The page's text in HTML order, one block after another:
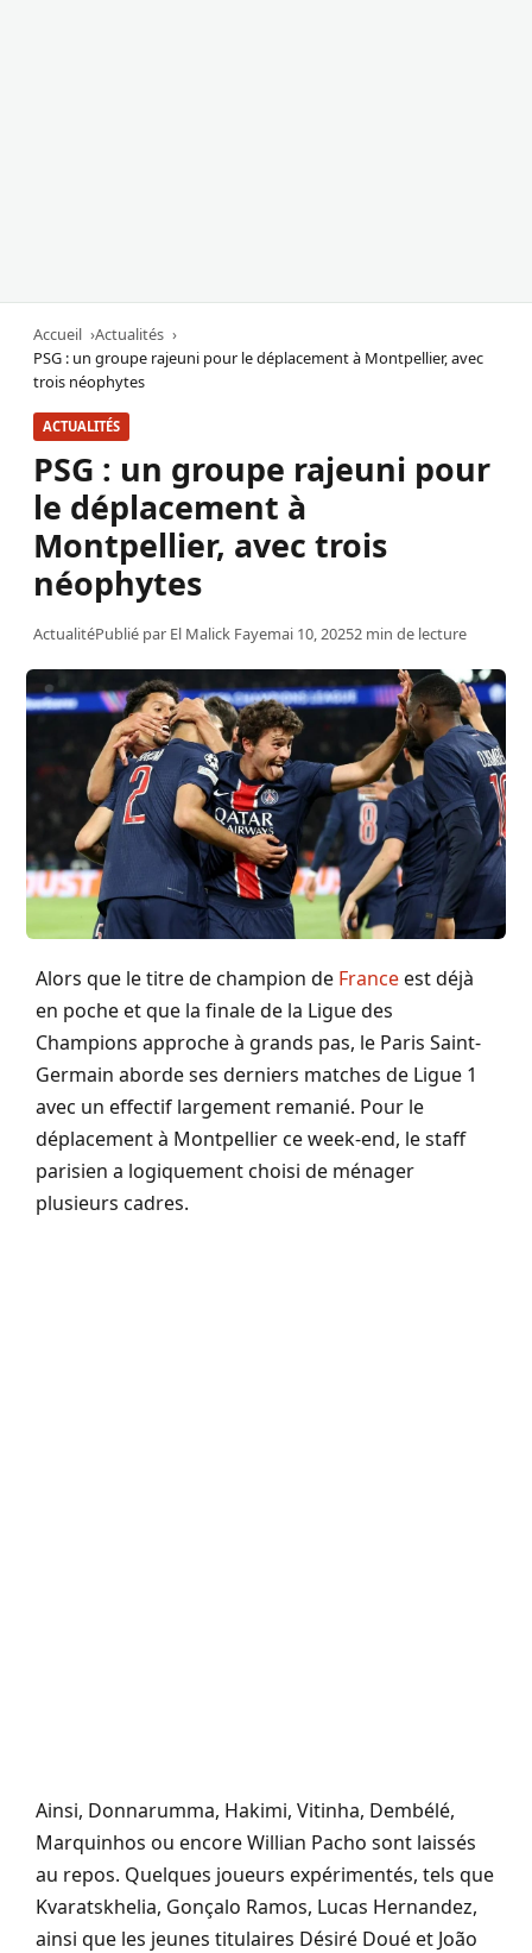
Accueil
Actualités
PSG : un groupe rajeuni pour le déplacement à Montpellier, avec
trois néophytes
ACTUALITÉS
PSG : un groupe rajeuni pour
le déplacement à
Montpellier, avec trois
néophytes
ActualitéPublié par El Malick Fayemai 10, 20252 min de lecture
Alors que le titre de champion de Franceest déjà
en poche et que la finale de la Ligue des
Champions approche à grands pas, le Paris Saint-
Germain aborde ses derniers matches de Ligue 1
avec un effectif largement remanié. Pour le
déplacement à Montpellier ce week-end, le staff
parisien a logiquement choisi de ménager
plusieurs cadres.
Ainsi, Donnarumma, Hakimi, Vitinha, Dembélé,
Marquinhos ou encore Willian Pacho sont laissés
au repos. Quelques joueurs expérimentés, tels que
Kvaratskhelia, Gonçalo Ramos, Lucas Hernandez,
ainsi que les jeunes titulaires Désiré Doué et João